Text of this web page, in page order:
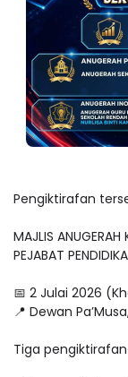
Pengiktirafan
MAJLIS ANUGERAH
PEJABAT
📅 2 Julai 2026
📍 Dewan
Tiga